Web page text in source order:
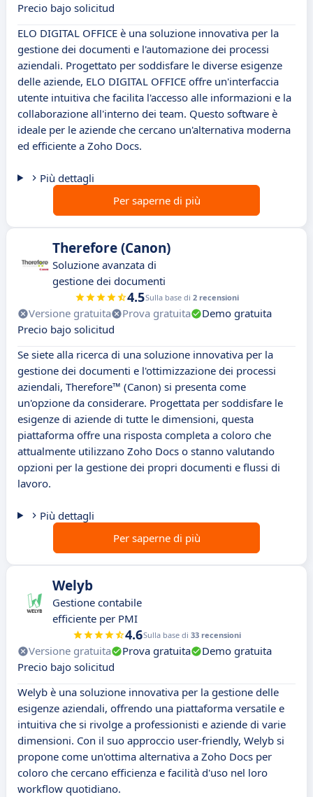
Precio bajo solicitud
ELO DIGITAL OFFICE è una soluzione innovativa per la
gestione dei documenti e l'automazione dei processi
aziendali. Progettato per soddisfare le diverse esigenze
delle aziende, ELO DIGITAL OFFICE offre un'interfaccia
utente intuitiva che facilita l'accesso alle informazioni e la
collaborazione all'interno dei team. Questo software è
ideale per le aziende che cercano un'alternativa moderna
ed efficiente a Zoho Docs.
Più dettagli
Per saperne di più
Therefore (Canon)
Soluzione avanzata di
gestione dei documenti
4.5Sulla base di 2 recensioni
Versione gratuita Prova gratuita
Demo gratuita
Precio bajo solicitud
Se siete alla ricerca di una soluzione innovativa per la
gestione dei documenti e l'ottimizzazione dei processi
aziendali, Therefore™ (Canon) si presenta come
un'opzione da considerare. Progettata per soddisfare le
esigenze di aziende di tutte le dimensioni, questa
piattaforma offre una risposta completa a coloro che
attualmente utilizzano Zoho Docs o stanno valutando
opzioni per la gestione dei propri documenti e flussi di
lavoro.
Più dettagli
Per saperne di più
Welyb
Gestione contabile
efficiente per PMI
4.6Sulla base di 33 recensioni
Versione gratuita Prova gratuita
Demo gratuita
Precio bajo solicitud
Welyb è una soluzione innovativa per la gestione delle
esigenze aziendali, offrendo una piattaforma versatile e
intuitiva che si rivolge a professionisti e aziende di varie
dimensioni. Con il suo approccio user-friendly, Welyb si
propone come un'ottima alternativa a Zoho Docs per
coloro che cercano efficienza e facilità d'uso nel loro
workflow quotidiano.